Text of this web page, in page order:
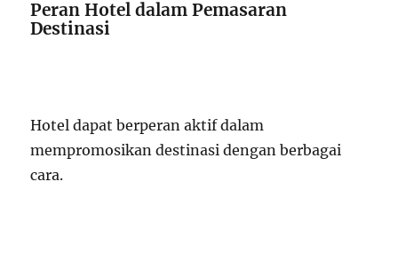
Peran Hotel dalam Pemasaran
Destinasi
Hotel dapat berperan aktif dalam
mempromosikan destinasi dengan berbagai
cara.